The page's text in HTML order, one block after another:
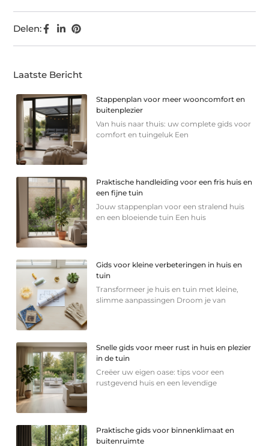
Delen:
Laatste Bericht
Stappenplan voor meer wooncomfort en
buitenplezier
Van huis naar thuis: uw complete gids voor
comfort en tuingeluk Een
Praktische handleiding voor een fris huis en
een fijne tuin
Jouw stappenplan voor een stralend huis
en een bloeiende tuin Een huis
Gids voor kleine verbeteringen in huis en
tuin
Transformeer je huis en tuin met kleine,
slimme aanpassingen Droom je van
Snelle gids voor meer rust in huis en plezier
in de tuin
Creëer uw eigen oase: tips voor een
rustgevend huis en een levendige
Praktische gids voor binnenklimaat en
buitenruimte